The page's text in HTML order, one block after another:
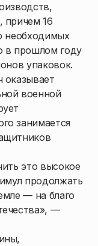
причем 16
необходимых
в прошлом году
упаковок.
оказывает
военной
занимается
это высокое
продолжать
— на благо
—